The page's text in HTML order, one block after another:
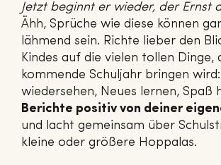
Jetzt beginnt er wieder, der Ernst
Ähh, Sprüche wie diese können
lähmend sein. Richte lieber den
Kindes auf die vielen tollen Dinge,
kommende Schuljahr bringen
wiedersehen, Neues lernen, Spaß
Berichte positiv von deiner
und lacht gemeinsam über
kleine oder größere Hoppalas.